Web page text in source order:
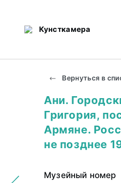
Кунсткамера
Вернуться в
Ани.
Григория,
Армяне.
не позднее
Музейный номер